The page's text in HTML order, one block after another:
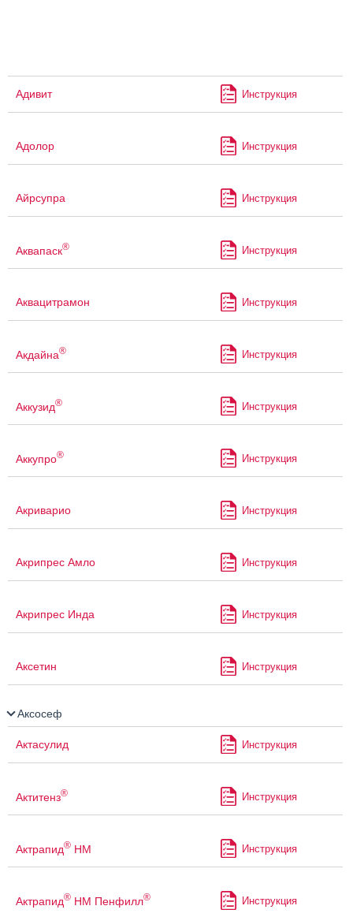
Адивит Инструкция
Адолор Инструкция
Айрсупра Инструкция
Аквапаск® Инструкция
Аквацитрамон Инструкция
Акдайна® Инструкция
Аккузид® Инструкция
Аккупро® Инструкция
Акриварио Инструкция
Акрипрес Амло Инструкция
Акрипрес Инда Инструкция
Аксетин Инструкция
Аксосеф
Актасулид Инструкция
Актитенз® Инструкция
Актрапид® НМ Инструкция
Актрапид® НМ Пенфилл® Инструкция